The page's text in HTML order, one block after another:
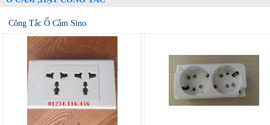
Công Tắc Ổ Cắm Sino